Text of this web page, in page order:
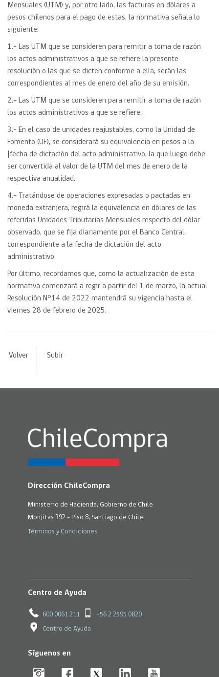
Mensuales (UTM) y, por otro lado, las facturas en dólares a
pesos chilenos para el pago de estas, la normativa señala lo
siguiente:
1.- Las UTM que se consideren para remitir a toma de razón
los actos administrativos a que se refiere la presente
resolución o las que se dicten conforme a ella, serán las
correspondientes al mes de enero del año de su emisión.
2.- Las UTM que se consideren para remitir a toma de razón
los actos administrativos a que se refiere.
3.- En el caso de unidades reajustables, como la Unidad de
Fomento (UF), se considerará su equivalencia en pesos a la
|fecha de dictación del acto administrativo, la que luego debe
ser convertida al valor de la UTM del mes de enero de la
respectiva anualidad.
4.- Tratándose de operaciones expresadas o pactadas en
moneda extranjera, regirá la equivalencia en dólares de las
referidas Unidades Tributarias Mensuales respecto del dólar
observado, que se fija diariamente por el Banco Central,
correspondiente a la fecha de dictación del acto
administrativo
Por último, recordamos que, como la actualización de esta
normativa comenzará a regir a partir del 1 de marzo, la actual
Resolución N°14 de 2022 mantendrá su vigencia hasta el
viernes 28 de febrero de 2025.
Volver Subir
Dirección ChileCompra
Ministerio de Hacienda, Gobierno de Chile
Monjitas 392 - Piso 8, Santiago de Chile.
Términos y Condiciones
Centro de Ayuda
600 0061 211 +56 2 2595 0820
Centro de Ayuda
Síguenos en